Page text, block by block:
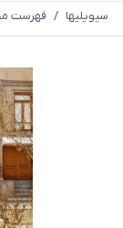
سیویلیها / فهرست